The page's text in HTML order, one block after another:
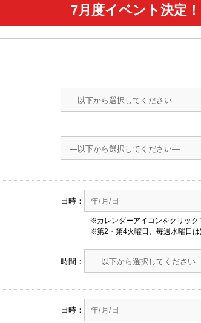
7月度イベント決定！
日時：
※カレンダーアイコンをクリック
※第2・第4火曜日、毎週水曜日は
時間：
日時：